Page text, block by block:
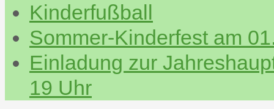
Kinderfußball
Sommer-Kinderfest am
Einladung zur
19 Uhr